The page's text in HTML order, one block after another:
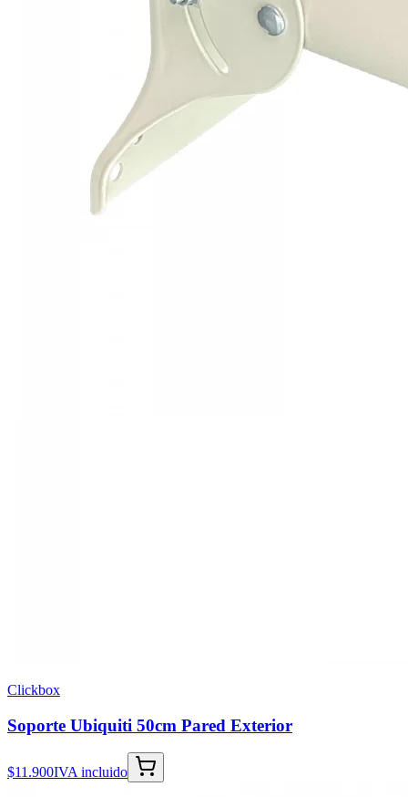
Clickbox
Soporte Ubiquiti 50cm Pared Exterior
$11.900IVA incluido